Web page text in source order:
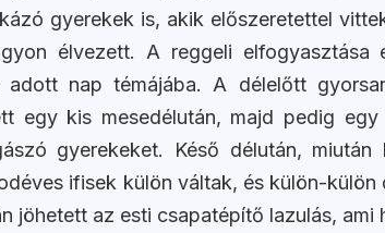
gyerekek is, akik előszeretettel
élvezett. A reggeli
nap témájába. A délelőtt
egy kis mesedélután, majd pedig
gyerekeket. Késő délután,
ifisek külön váltak, és külön-
jöhetett az esti csapatépítő lazulás,